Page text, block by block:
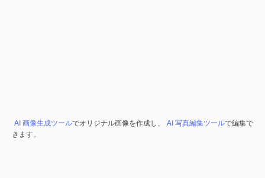
AI 画像生成ツールでオリジナル画像を作成し、 AI 写真編集ツールで編集で
きます。